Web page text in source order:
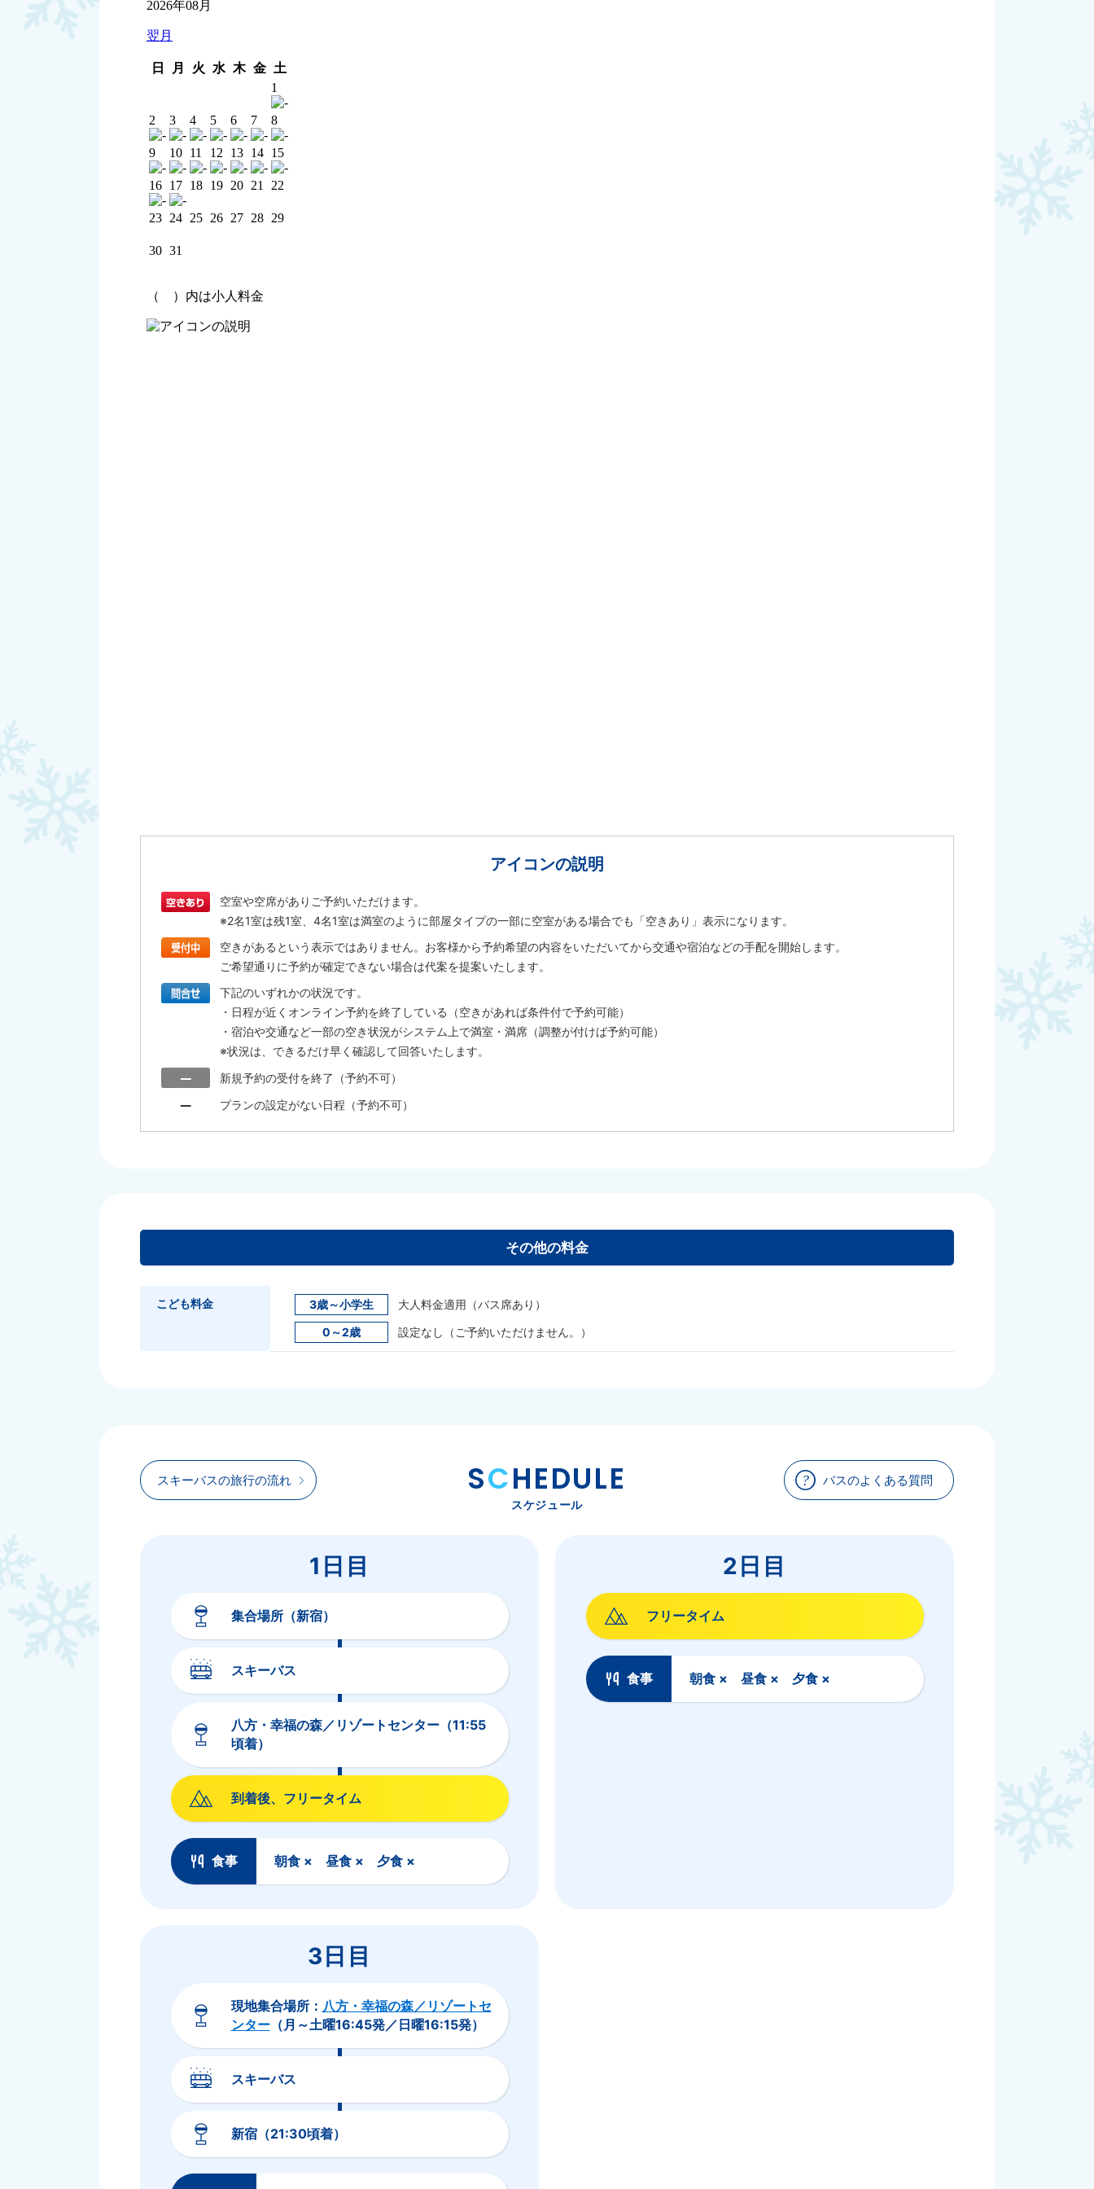
アイコンの説明
空室や空席がありご予約いただけます。
※2名1室は残1室、4名1室は満室のように部屋タイプの一部に空室がある場合でも「空きあり」表示になります。
空きがあるという表示ではありません。お客様から予約希望の内容をいただいてから交通や宿泊などの手配を開始します。
ご希望通りに予約が確定できない場合は代案を提案いたします。
下記のいずれかの状況です。
・日程が近くオンライン予約を終了している（空きがあれば条件付で予約可能）
・宿泊や交通など一部の空き状況がシステム上で満室・満席（調整が付けば予約可能）
※状況は、できるだけ早く確認して回答いたします。
新規予約の受付を終了（予約不可）
プランの設定がない日程（予約不可）
その他の料金
こども料金 3歳～小学生
大人料金適用（バス席あり）
0～2歳
設定なし（ご予約いただけません。）
SCHEDULE
スケジュール
バスのよくある質問
スキーバスの旅行の流れ
1日目
集合場所（新宿）
スキーバス
八方・幸福の森／リゾートセンター（11:55
頃着）
到着後、フリータイム
食事 朝食 × 昼食 × 夕食 ×
2日目
フリータイム
食事 朝食 × 昼食 × 夕食 ×
3日目
現地集合場所： 八方・幸福の森／リゾートセ
ンター（月～土曜16:45発／日曜16:15発）
スキーバス
新宿（21:30頃着）